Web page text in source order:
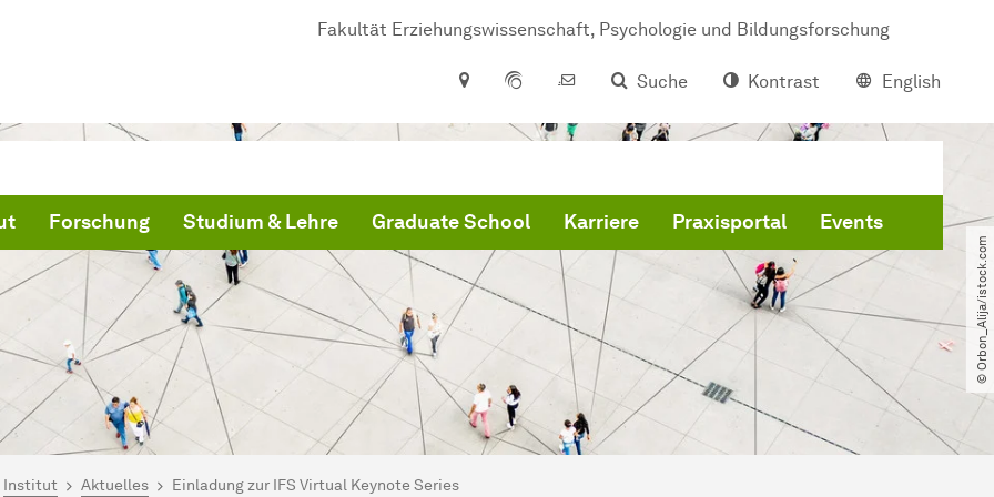
Fakultät Erziehungswissenschaft, Psychologie und Bildungsforschung
Suche
Kontrast English
Forschung Studium & Lehre Graduate School Karriere Praxisportal Events
© Orbon_Alija​/​istock.com
hier:
Institut Aktuelles Einladung zur IFS Virtual Keynote Series